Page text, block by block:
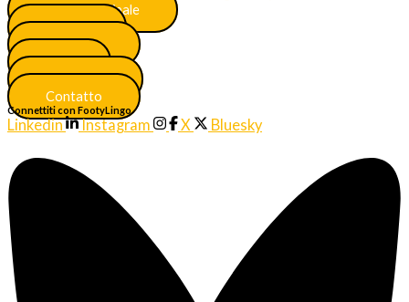
Menu principale
Unisciti
Più lingue
FAQ
Certificati
Contatto
Connettiti con FootyLingo
Linkedin Instagram X Bluesky